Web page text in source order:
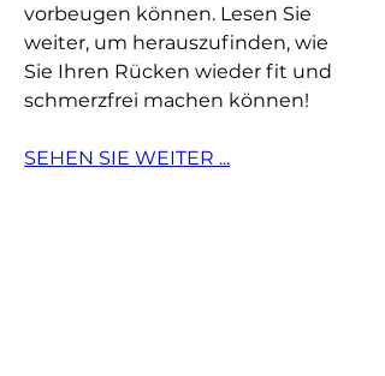
vorbeugen können. Lesen Sie
weiter, um herauszufinden, wie
Sie Ihren Rücken wieder fit und
schmerzfrei machen können!
SEHEN SIE WEITER ...